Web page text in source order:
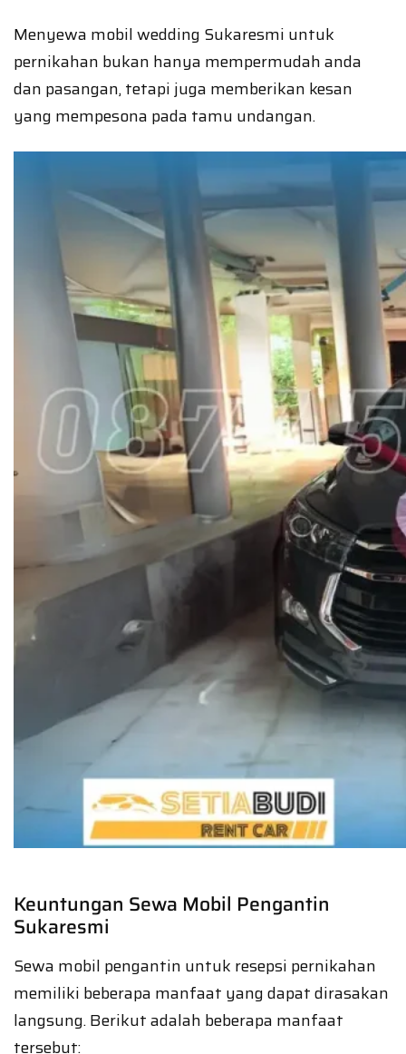
Menyewa mobil wedding Sukaresmi untuk
pernikahan bukan hanya mempermudah anda
dan pasangan, tetapi juga memberikan kesan
yang mempesona pada tamu undangan.
Keuntungan Sewa Mobil Pengantin
Sukaresmi
Sewa mobil pengantin untuk resepsi pernikahan
memiliki beberapa manfaat yang dapat dirasakan
langsung. Berikut adalah beberapa manfaat
tersebut: